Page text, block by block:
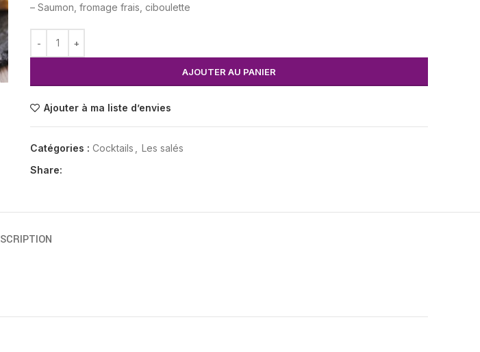
– Saumon, fromage frais, ciboulette
AJOUTER AU PANIER
Ajouter à ma liste d’envies
Catégories : Cocktails
Les salés
Share: